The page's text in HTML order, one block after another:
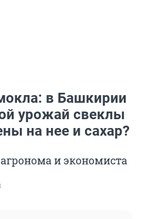
в Башкирии
урожай свеклы
на нее и сахар?
и экономиста